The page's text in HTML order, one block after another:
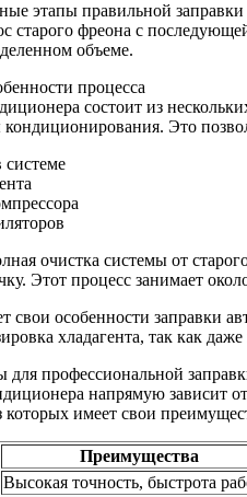
этапы правильной
старого фреона с
объеме.
процесса
состоит из
кондиционирования. Это
системе
очистка системы от
Этот процесс занимает
свои особенности заправки
хладагента, так как
профессиональной
напрямую зависит
имеет свои
Преимущества
Высокая точность, быстрота